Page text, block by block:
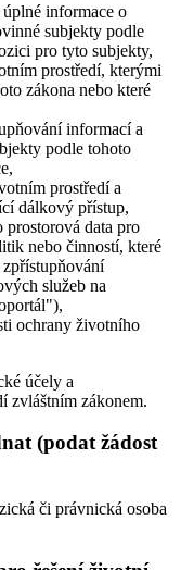
informace o
subjekty podle
pro tyto subjekty,
prostředí, kterými
zákona nebo které
informací a
podle tohoto
prostředí a
dálkový přístup,
data pro
nebo činností, které
služeb na
ochrany životního
účely a
zvláštním zákonem.
(podat žádost
či právnická osoba